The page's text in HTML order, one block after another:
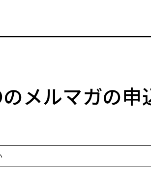
のメルマガの申